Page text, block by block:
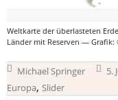
Weltkarte der überlasteten
Länder mit Reserven —
Michael Springer 5.
Europa, Slider